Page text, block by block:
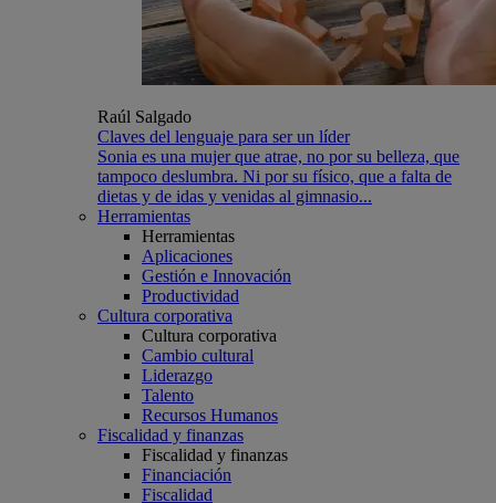
Raúl Salgado
Claves del lenguaje para ser un líder
Sonia es una mujer que atrae, no por su belleza, que
tampoco deslumbra. Ni por su físico, que a falta de
dietas y de idas y venidas al gimnasio...
Herramientas
Herramientas
Aplicaciones
Gestión e Innovación
Productividad
Cultura corporativa
Cultura corporativa
Cambio cultural
Liderazgo
Talento
Recursos Humanos
Fiscalidad y finanzas
Fiscalidad y finanzas
Financiación
Fiscalidad